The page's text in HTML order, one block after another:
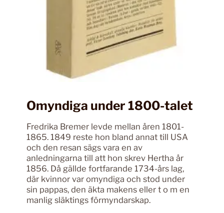
Omyndiga under 1800-talet
Fredrika Bremer levde mellan åren 1801-
1865. 1849 reste hon bland annat till USA
och den resan sägs vara en av
anledningarna till att hon skrev Hertha år
1856. Då gällde fortfarande 1734-års lag,
där kvinnor var omyndiga och stod under
sin pappas, den äkta makens eller t o m en
manlig släktings förmyndarskap.